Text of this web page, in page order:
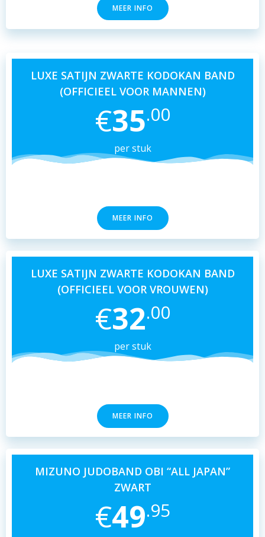
MEER INFO
LUXE SATIJN ZWARTE KODOKAN BAND
(OFFICIEEL VOOR MANNEN)
€35.00
per stuk
MEER INFO
LUXE SATIJN ZWARTE KODOKAN BAND
(OFFICIEEL VOOR VROUWEN)
€32.00
per stuk
MEER INFO
MIZUNO JUDOBAND OBI “ALL JAPAN”
ZWART
€49.95